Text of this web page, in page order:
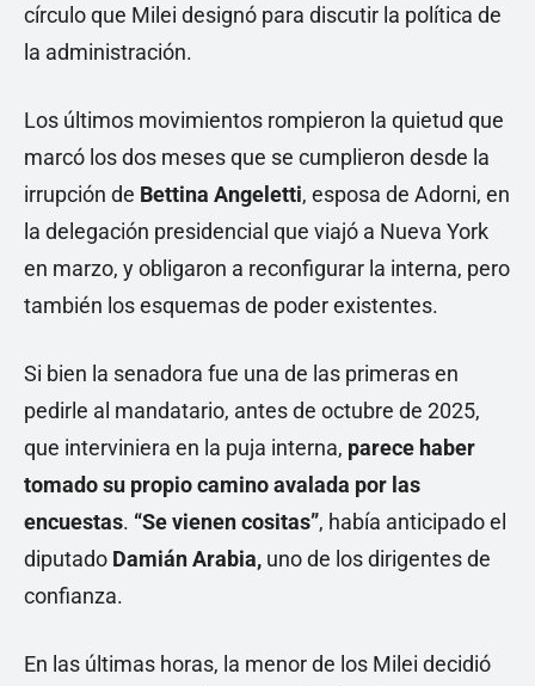
círculo que Milei designó para discutir la política de
la administración.
Los últimos movimientos rompieron la quietud que
marcó los dos meses que se cumplieron desde la
irrupción de Bettina Angeletti, esposa de Adorni, en
la delegación presidencial que viajó a Nueva York
en marzo, y obligaron a reconfigurar la interna, pero
también los esquemas de poder existentes.
Si bien la senadora fue una de las primeras en
pedirle al mandatario, antes de octubre de 2025,
que interviniera en la puja interna, parece haber
tomado su propio camino avalada por las
encuestas. “Se vienen cositas”, había anticipado el
diputado Damián Arabia, uno de los dirigentes de
confianza.
En las últimas horas, la menor de los Milei decidió